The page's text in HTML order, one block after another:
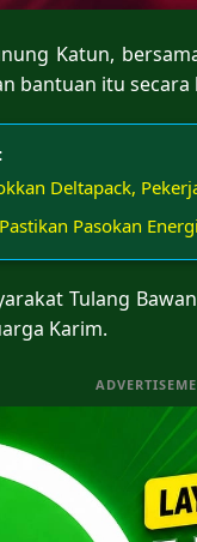
Katun,
bantuan itu secara
Deltapack,
Pasokan
Tulang
Karim.